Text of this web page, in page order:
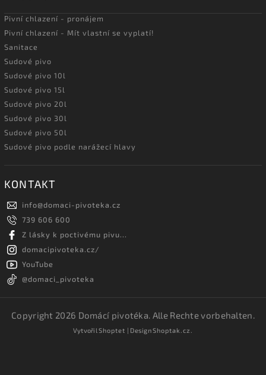
Pivní chlazení - pronájem
Pivní chlazení - Mít vlastní se vyplatí!
Sanitace
Sudové pivo
Sudové pivo 10l
Sudové pivo 15l
Sudové pivo 20l
Sudové pivo 30l
Sudové pivo 50l
Sudové pivo podle narážecí hlavy
KONTAKT
info@domaci-pivoteka.cz
739 606 600
Z lásky k poctivému pivu...
domacipivoteka.cz/
YouTube
@domaci_pivoteka
Copyright 2026 Domácí pivotéka. Alle Rechte vorbehalten.
VytvořilShoptet | DesignShoptak.cz.